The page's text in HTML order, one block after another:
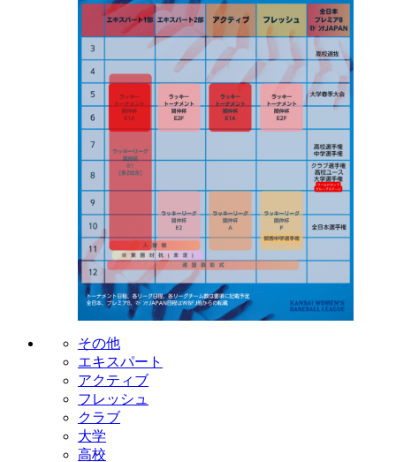
その他
エキスパート
アクティブ
フレッシュ
クラブ
大学
高校